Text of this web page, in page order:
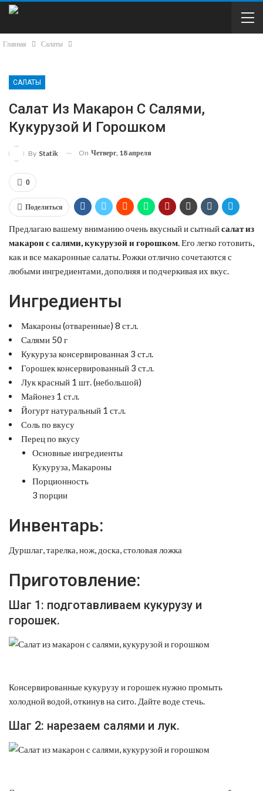
Главная Салаты
САЛАТЫ
Салат Из Макарон С Салями,
Кукурузой И Горошком
By Statik On Четверг, 18 апреля
0
Поделиться
Предлагаю вашему вниманию очень вкусный и сытныйсалат из
макарон с салями, кукурузой и горошком. Его легко готовить,
как и все макаронные салаты. Рожки отлично сочетаются с
любыми ингредиентами, дополняя и подчеркивая их вкус.
Ингредиенты
Макароны (отваренные) 8 ст.л.
Салями 50 г
Кукуруза консервированная 3 ст.л.
Горошек консервированный 3 ст.л.
Лук красный 1 шт. (небольшой)
Майонез 1 ст.л.
Йогурт натуральный 1 ст.л.
Соль по вкусу
Перец по вкусу
Основные ингредиенты
Кукуруза, Макароны
Порционность
3 порции
Инвентарь:
Дуршлаг, тарелка, нож, доска, столовая ложка
Приготовление:
Шаг 1: подготавливаем кукурузу и
горошек.
Консервированные кукурузу и горошек нужно промыть
холодной водой, откинув на сито. Дайте воде стечь.
Шаг 2: нарезаем салями и лук.